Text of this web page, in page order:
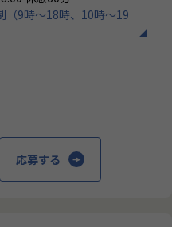
件への変更
方針。確実にスキルア
ームを作っているの
ネージャーとして経験の
緒に考えます。現場での
しませんか？
場で汲み取り、営業へ意
境を整えていくこともマ
が案件を選択可能
上まで様々
人月（20名チーム×6ヶ
ジェクトをターゲットと
（9時～18時、10時～19
応募する